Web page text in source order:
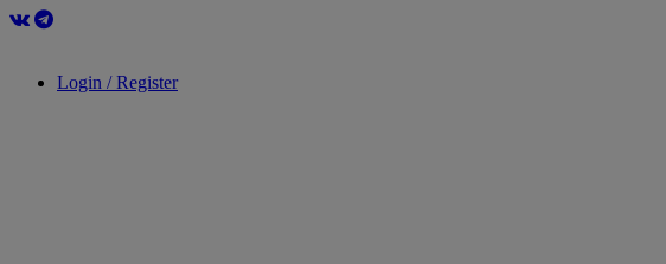
Login / Register